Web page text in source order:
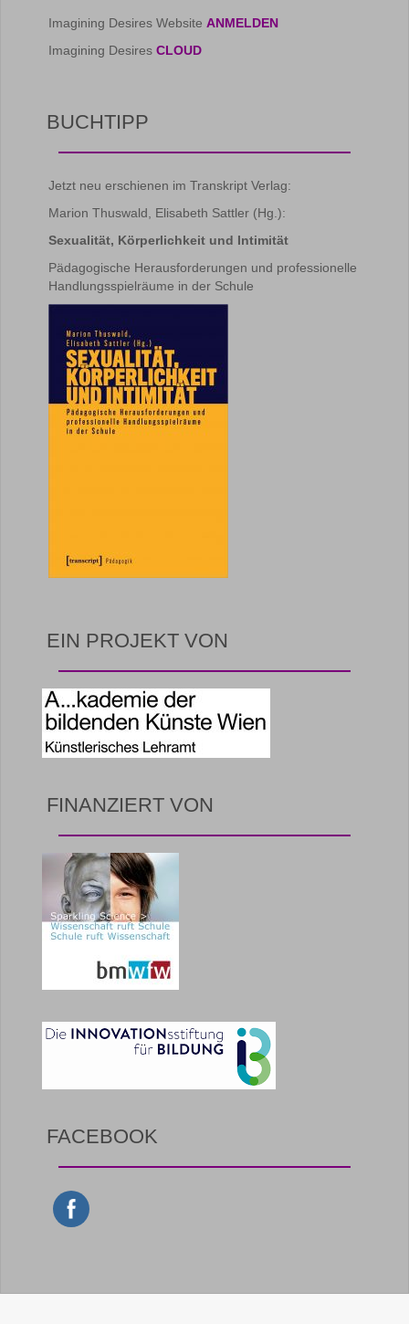
Imagining Desires Website ANMELDEN
Imagining Desires CLOUD
BUCHTIPP
Jetzt neu erschienen im Transkript Verlag:
Marion Thuswald, Elisabeth Sattler (Hg.):
Sexualität, Körperlichkeit und Intimität
Pädagogische Herausforderungen und professionelle
Handlungsspielräume in der Schule
EIN PROJEKT VON
FINANZIERT VON
FACEBOOK